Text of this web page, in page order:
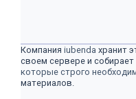
Компания iubenda хранит
своем сервере и собирает
которые строго
материалов.